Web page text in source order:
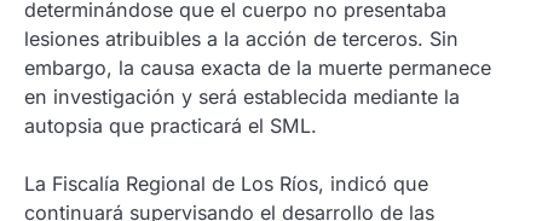
determinándose que el cuerpo no presentaba
lesiones atribuibles a la acción de terceros. Sin
embargo, la causa exacta de la muerte permanece
en investigación y será establecida mediante la
autopsia que practicará el SML.
La Fiscalía Regional de Los Ríos, indicó que
continuará supervisando el desarrollo de las